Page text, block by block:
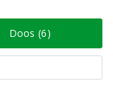
Doos (6)